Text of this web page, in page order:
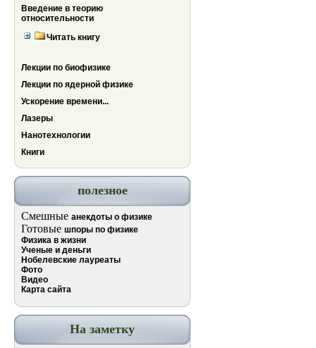
Введение в теорию
относительности
Читать книгу
Лекции по биофизике
Лекции по ядерной физике
Ускорение времени...
Лазеры
Нанотехнологии
Книги
полезное
Смешные анекдоты о физике
Готовые шпоры по физике
Физика в жизни
Ученые и деньги
Нобелевские лауреаты
Фото
Видео
Карта сайта
На заметку